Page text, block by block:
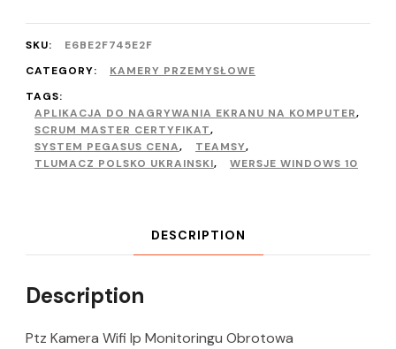
SKU:
E6BE2F745E2F
CATEGORY:
KAMERY PRZEMYSŁOWE
TAGS:
APLIKACJA DO NAGRYWANIA EKRANU NA KOMPUTER,
SCRUM MASTER CERTYFIKAT,
SYSTEM PEGASUS CENA, TEAMSY,
TLUMACZ POLSKO UKRAINSKI, WERSJE WINDOWS 10
DESCRIPTION
Description
Ptz Kamera Wifi Ip Monitoringu Obrotowa